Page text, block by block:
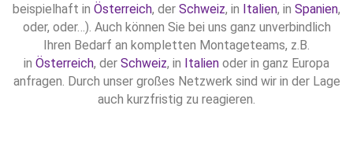
beispielhaft in Österreich, der Schweiz, in Italien, in Spanien,
oder, oder…). Auch können Sie bei uns ganz unverbindlich
Ihren Bedarf an kompletten Montageteams, z.B.
in Österreich, der Schweiz, in Italien oder in ganz Europa
anfragen. Durch unser großes Netzwerk sind wir in der Lage
auch kurzfristig zu reagieren.